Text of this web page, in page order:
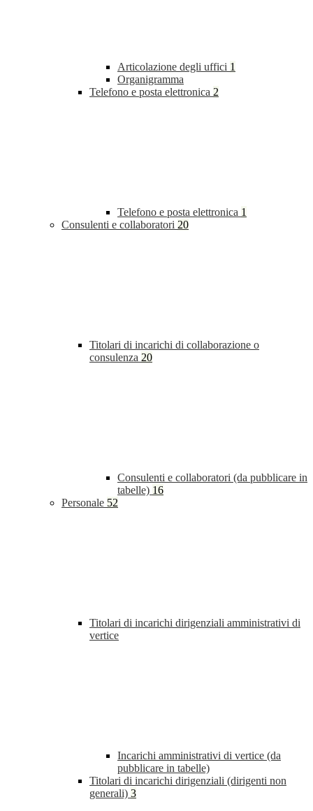
Articolazione degli uffici 1
Organigramma
Telefono e posta elettronica 2
Telefono e posta elettronica 1
Consulenti e collaboratori 20
Titolari di incarichi di collaborazione o
consulenza 20
Consulenti e collaboratori (da pubblicare in
tabelle) 16
Personale 52
Titolari di incarichi dirigenziali amministrativi di
vertice
Incarichi amministrativi di vertice (da
pubblicare in tabelle)
Titolari di incarichi dirigenziali (dirigenti non
generali) 3